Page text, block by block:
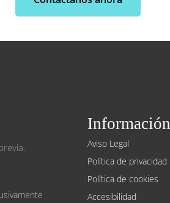
Información
Aviso Legal
Política de privacidad
Política de cookies
Accesibilidad